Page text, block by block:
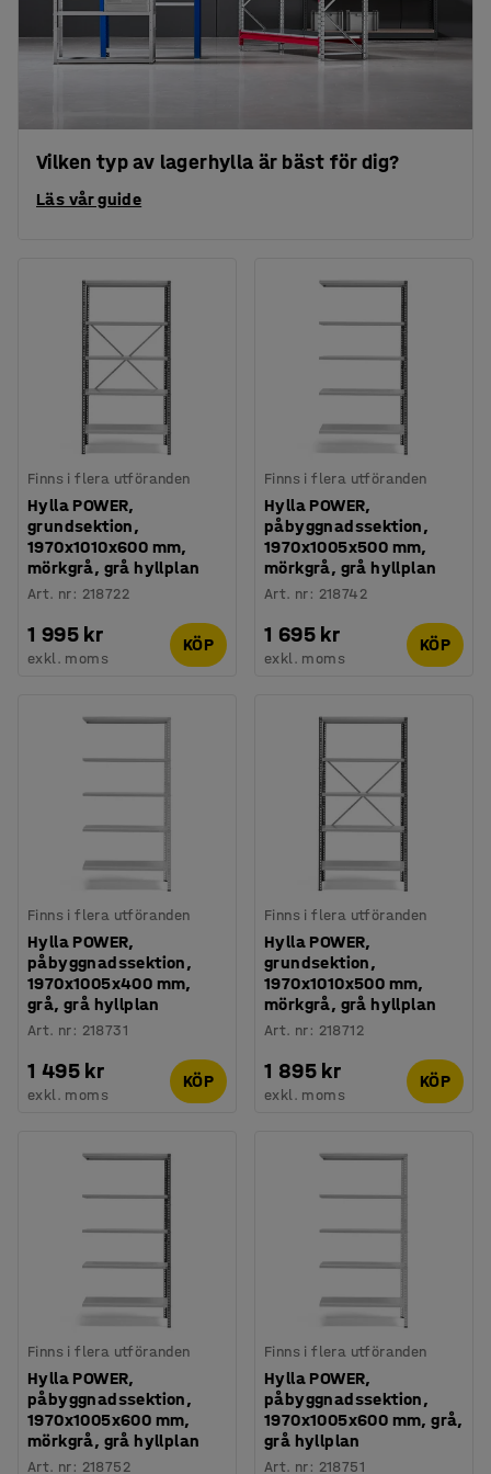
Vilken typ av lagerhylla är bäst för dig?
Läs vår guide
Finns i flera utföranden
Hylla POWER,
grundsektion,
1970x1010x600 mm,
mörkgrå, grå hyllplan
Art. nr: 218722
1 995 kr
exkl. moms
KÖP
Finns i flera utföranden
Hylla POWER,
påbyggnadssektion,
1970x1005x500 mm,
mörkgrå, grå hyllplan
Art. nr: 218742
1 695 kr
exkl. moms
KÖP
Finns i flera utföranden
Hylla POWER,
påbyggnadssektion,
1970x1005x400 mm,
grå, grå hyllplan
Art. nr: 218731
1 495 kr
exkl. moms
KÖP
Finns i flera utföranden
Hylla POWER,
grundsektion,
1970x1010x500 mm,
mörkgrå, grå hyllplan
Art. nr: 218712
1 895 kr
exkl. moms
KÖP
Finns i flera utföranden
Hylla POWER,
påbyggnadssektion,
1970x1005x600 mm,
mörkgrå, grå hyllplan
Art. nr: 218752
Finns i flera utföranden
Hylla POWER,
påbyggnadssektion,
1970x1005x600 mm, grå,
grå hyllplan
Art. nr: 218751